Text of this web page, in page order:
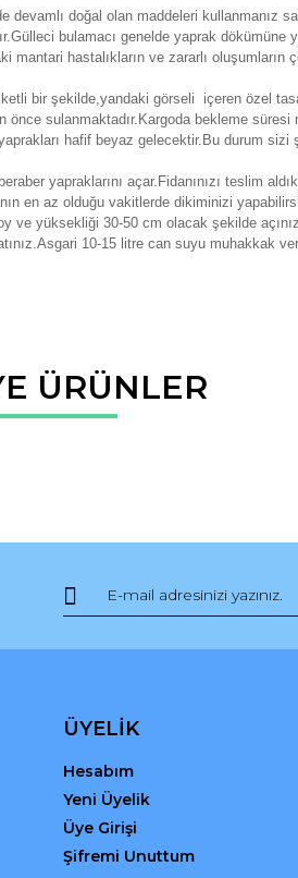
devamlı doğal olan maddeleri kullanmanız
bulamacı genelde yaprak
mantari hastalıkların ve zararlı oluşumların
bir şekilde,yandaki görseli içeren özel
sulanmaktadır.Kargoda bekleme
hafif beyaz gelecektir.Bu durum
yapraklarını açar.Fidanınızı teslim
en az olduğu vakitlerde dikiminizi
ve yüksekliği 30-50 cm olacak şekilde
10-15 litre can suyu muhakkak
ilk yorumu siz yapın!
noktaları öneri formunu
ÜRÜNLER
ÜYELİK
Hesabım
Yeni Üyelik
Üye Girişi
Şifremi Unuttum